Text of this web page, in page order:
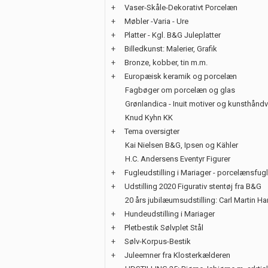
+
Vaser-Skåle-Dekorativt Porcelæn
+
Møbler -Varia - Ure
+
Platter - Kgl. B&G Juleplatter
+
Billedkunst: Malerier, Grafik
+
Bronze, kobber, tin m.m.
+
Europæisk keramik og porcelæn
Fagbøger om porcelæn og glas
Grønlandica - Inuit motiver og
Knud Kyhn KK
+
Tema oversigter
Kai Nielsen B&G, Ipsen og Kähler
H.C. Andersens Eventyr Figurer
+
Fugleudstilling i Mariager -
+
Udstilling 2020 Figurativ stentøj fra B&G
20 års jubilæumsudstilling: Carl Martin
+
Hundeudstilling i Mariager
+
Pletbestik Sølvplet Stål
+
Sølv-Korpus-Bestik
+
Juleemner fra Klosterkælderen